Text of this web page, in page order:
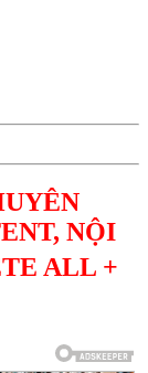
NỘI
ALL +